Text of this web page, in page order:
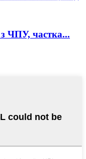
з ЧПУ, частка...